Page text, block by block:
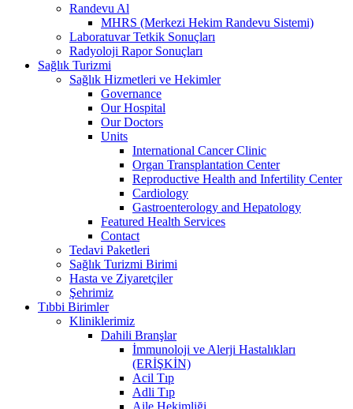
Randevu Al
MHRS (Merkezi Hekim Randevu Sistemi)
Laboratuvar Tetkik Sonuçları
Radyoloji Rapor Sonuçları
Sağlık Turizmi
Sağlık Hizmetleri ve Hekimler
Governance
Our Hospital
Our Doctors
Units
International Cancer Clinic
Organ Transplantation Center
Reproductive Health and Infertility Center
Cardiology
Gastroenterology and Hepatology
Featured Health Services
Contact
Tedavi Paketleri
Sağlık Turizmi Birimi
Hasta ve Ziyaretçiler
Şehrimiz
Tıbbi Birimler
Kliniklerimiz
Dahili Branşlar
İmmunoloji ve Alerji Hastalıkları
(ERİŞKİN)
Acil Tıp
Adli Tıp
Aile Hekimliği